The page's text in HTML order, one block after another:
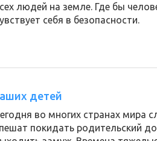
людей на земле. Где бы
себя в безопасности.
детей
во многих странах мира
покидать родительский